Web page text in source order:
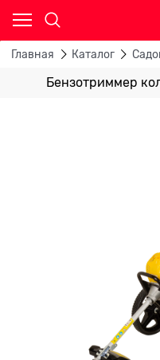
Главная Каталог
Бензотриммер